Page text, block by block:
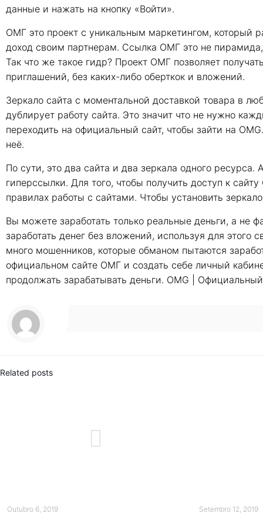
данные и нажать на кнопку «Войти».
ОМГ это проект с уникальным маркетингом, который
доход своим партнерам. Ссылка ОМГ это не
Так что же такое гидр? Проект ОМГ позволяет
приглашений, без каких-либо оберткок и вложений.
Зеркало сайта с моментальной доставкой товара в
дублирует работу сайта. Это значит что не нужно
переходить на официальный сайт, чтобы зайти на
неё.
По сути, это два сайта и два зеркала одного
гиперссылки. Для того, чтобы получить доступ к
правилах работы с сайтами. Чтобы установить
Вы можете заработать только реальные деньги, а не
заработать денег без вложений, используя для этого
много мошенников, которые обманом пытаются
официальном сайте ОМГ и создать себе личный
продолжать зарабатывать деньги. OMG |
Related posts
Outubro 6, 2019 Setembro 12, 2019